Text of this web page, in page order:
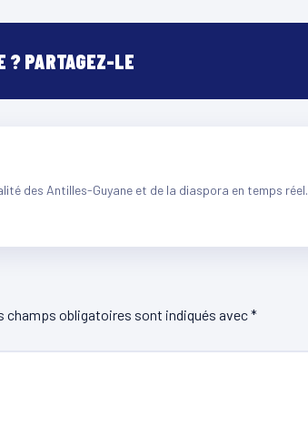
? PARTAGEZ-LE
des Antilles-Guyane et de la diaspora en temps réel.
champs obligatoires sont indiqués avec*